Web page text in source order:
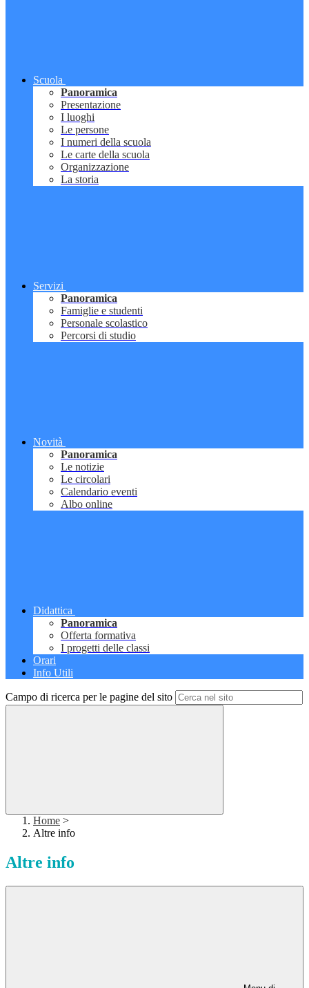
Scuola
Panoramica
Presentazione
I luoghi
Le persone
I numeri della scuola
Le carte della scuola
Organizzazione
La storia
Servizi
Panoramica
Famiglie e studenti
Personale scolastico
Percorsi di studio
Novità
Panoramica
Le notizie
Le circolari
Calendario eventi
Albo online
Didattica
Panoramica
Offerta formativa
I progetti delle classi
Orari
Info Utili
Campo di ricerca per le pagine del sito
Home >
Altre info
Altre info